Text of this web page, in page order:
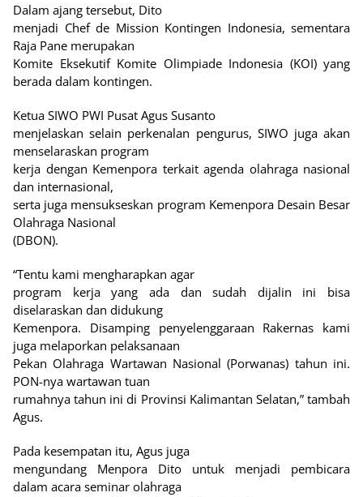
Dalam ajang tersebut, Dito
menjadi Chef de Mission Kontingen Indonesia, sementara
Raja Pane merupakan
Komite Eksekutif Komite Olimpiade Indonesia (KOI) yang
berada dalam kontingen.
Ketua SIWO PWI Pusat Agus Susanto
menjelaskan selain perkenalan pengurus, SIWO juga akan
menselaraskan program
kerja dengan Kemenpora terkait agenda olahraga nasional
dan internasional,
serta juga mensukseskan program Kemenpora Desain Besar
Olahraga Nasional
(DBON).
“Tentu kami mengharapkan agar
program kerja yang ada dan sudah dijalin ini bisa
diselaraskan dan didukung
Kemenpora. Disamping penyelenggaraan Rakernas kami
juga melaporkan pelaksanaan
Pekan Olahraga Wartawan Nasional (Porwanas) tahun ini.
PON-nya wartawan tuan
rumahnya tahun ini di Provinsi Kalimantan Selatan,” tambah
Agus.
Pada kesempatan itu, Agus juga
mengundang Menpora Dito untuk menjadi pembicara
dalam acara seminar olahraga